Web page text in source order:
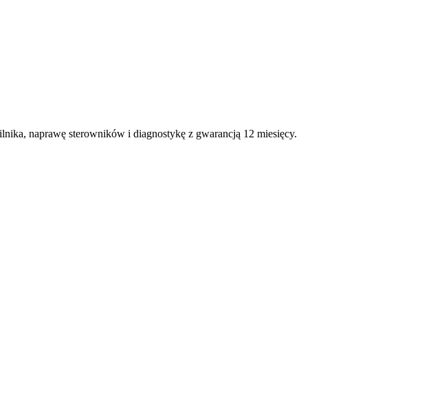
naprawę sterowników i diagnostykę z gwarancją 12 miesięcy.